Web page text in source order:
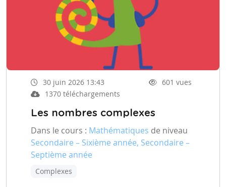
30 juin 2026 13:43
601 vues
1370 téléchargements
Les nombres complexes
Dans le cours : Mathématiques de niveau
Secondaire – Sixième année, Secondaire –
Septième année
Complexes